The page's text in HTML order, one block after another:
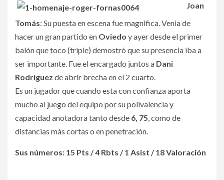
Joan
Tomás: Su puesta en escena fue magnifica. Venia de
hacer un gran partido en Oviedo y ayer desde el primer
balón que toco (triple) demostró que su presencia iba a
ser importante. Fue el encargado juntos a Dani
Rodríguez de abrir brecha en el 2 cuarto.
Es un jugador que cuando esta con confianza aporta
mucho al juego del equipo por su polivalencia y
capacidad anotadora tanto desde 6, 75, como de
distancias más cortas o en penetración.
Sus números: 15 Pts / 4 Rbts / 1 Asist / 18 Valoración